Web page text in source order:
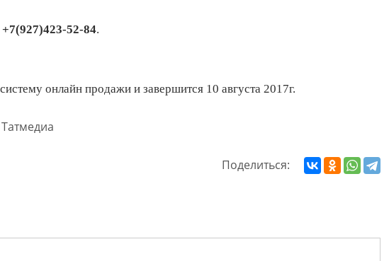
+7(927)423-52-84.
онлайн продажи и завершится 10 августа 2017г.
Татмедиа
Поделиться: